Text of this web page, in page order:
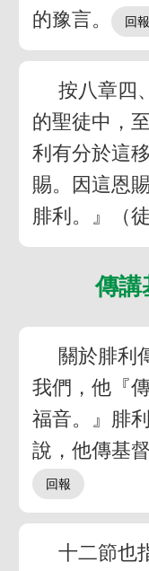
的豫言。
按八章四
的聖徒中，
利有分於這
賜。因這恩
腓利。』（
傳講
關於腓利
我們，他『
福音。』腓
說，他傳基
十二節也